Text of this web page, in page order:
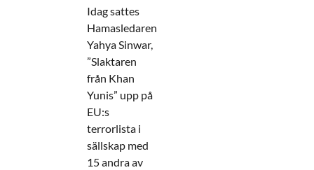
Idag sattes
Hamasledaren
Yahya Sinwar,
”Slaktaren
från Khan
Yunis” upp på
EU:s
terrorlista i
sällskap med
15 andra av